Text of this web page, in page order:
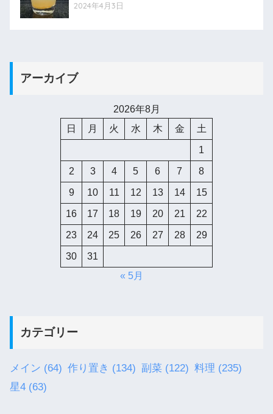
2024年4月3日
アーカイブ
2026年8月
日
月 火 水 木 金 土
1
2 3 4 5 6 7 8
9 10 11 12 13 14 15
16 17 18 19 20 21 22
23 24 25 26 27 28 29
30
31
« 5月
カテゴリー
メイン (64) 作り置き (134) 副菜 (122) 料理 (235)
星4 (63)